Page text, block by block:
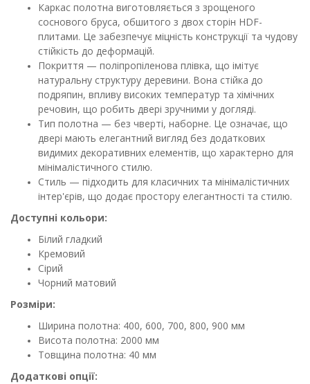
Каркас полотна виготовляється з зрощеного
соснового бруса, обшитого з двох сторін HDF-
плитами. Це забезпечує міцність конструкції та чудову
стійкість до деформацій.
Покриття — поліпропіленова плівка, що імітує
натуральну структуру деревини. Вона стійка до
подряпин, впливу високих температур та хімічних
речовин, що робить двері зручними у догляді.
Тип полотна — без чверті, наборне. Це означає, що
двері мають елегантний вигляд без додаткових
видимих декоративних елементів, що характерно для
мінімалістичного стилю.
Стиль — підходить для класичних та мінімалістичних
інтер'єрів, що додає простору елегантності та стилю.
Доступні кольори:
Білий гладкий
Кремовий
Сірий
Чорний матовий
Розміри:
Ширина полотна: 400, 600, 700, 800, 900 мм
Висота полотна: 2000 мм
Товщина полотна: 40 мм
Додаткові опції: